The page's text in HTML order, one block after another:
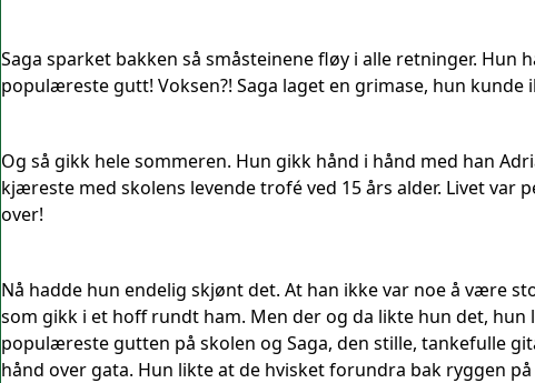
Saga sparket bakken så småsteinene fløy i alle retninger. Hun
populæreste gutt! Voksen?! Saga laget en grimase, hun
Og så gikk hele sommeren. Hun gikk hånd i hånd med han
kjæreste med skolens levende trofé ved 15 års alder. Livet
over!
Nå hadde hun endelig skjønt det. At han ikke var noe å være
som gikk i et hoff rundt ham. Men der og da likte hun det,
populæreste gutten på skolen og Saga, den stille, tankefulle
hånd over gata. Hun likte at de hvisket forundra bak ryggen